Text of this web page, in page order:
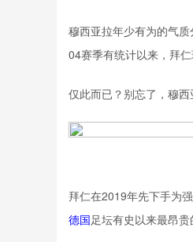
穆西亚拉年少有为的气
04赛季有统计以来，拜
仅此而已？别忘了，穆
拜仁在2019年先下手为
德国足坛有史以来最昂贵